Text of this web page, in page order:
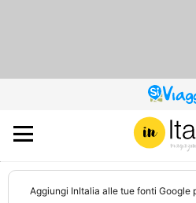
SITO
DI
Aggiungi InItalia alle tue fonti Google